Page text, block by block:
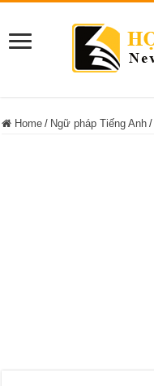
Home / Ngữ pháp Tiếng Anh /